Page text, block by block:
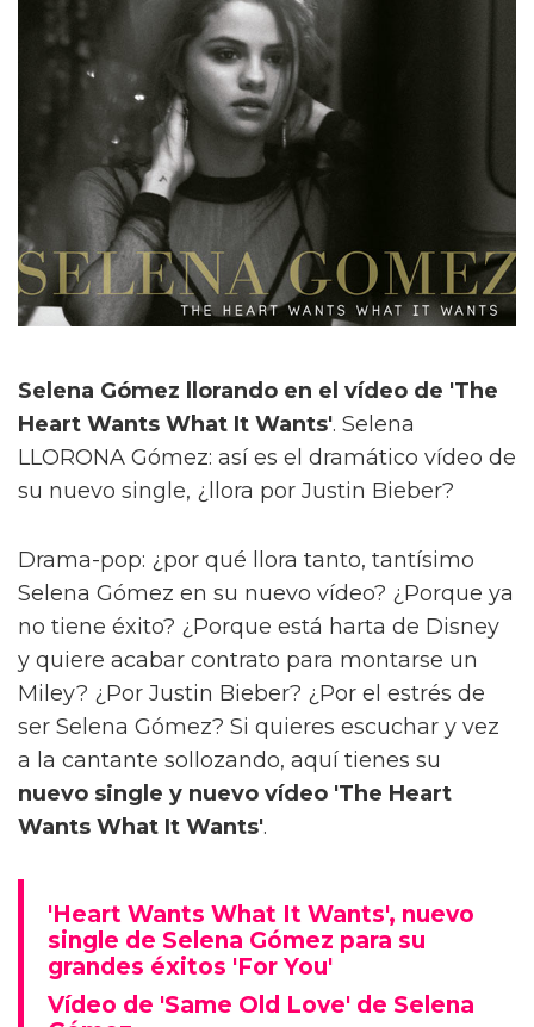
Selena Gómez llorando en el vídeo de 'The
Heart Wants What It Wants'. Selena
LLORONA Gómez: así es el dramático vídeo de
su nuevo single, ¿llora por Justin Bieber?
Drama-pop: ¿por qué llora tanto, tantísimo
Selena Gómez en su nuevo vídeo? ¿Porque ya
no tiene éxito? ¿Porque está harta de Disney
y quiere acabar contrato para montarse un
Miley? ¿Por Justin Bieber? ¿Por el estrés de
ser Selena Gómez? Si quieres escuchar y vez
a la cantante sollozando, aquí tienes su
nuevo single y nuevo vídeo 'The Heart
Wants What It Wants'.
'Heart Wants What It Wants', nuevo
single de Selena Gómez para su
grandes éxitos 'For You'
Vídeo de 'Same Old Love' de Selena